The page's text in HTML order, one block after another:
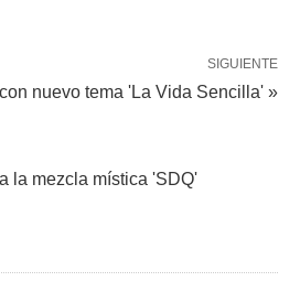
SIGUIENTE
nuevo tema 'La Vida Sencilla' »
la mezcla mística 'SDQ'